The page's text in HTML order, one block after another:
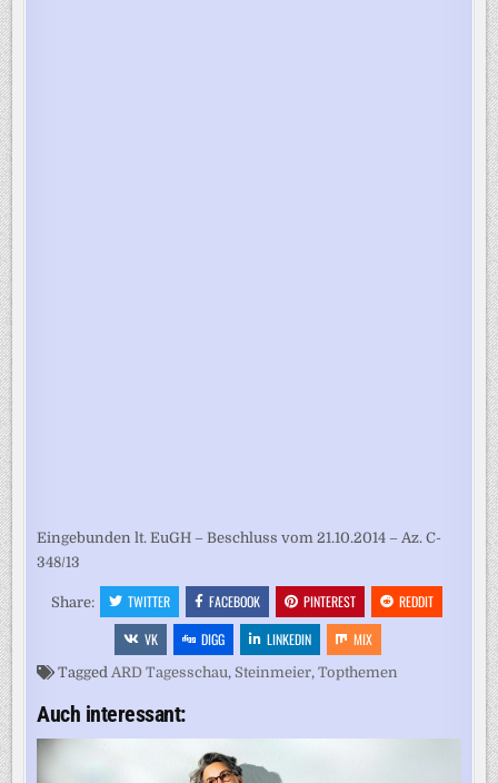
Eingebunden lt. EuGH – Beschluss vom 21.10.2014 – Az. C-
348/13
Share: TWITTER FACEBOOK PINTEREST
REDDIT
VK
DIGG LINKEDIN MIX
Tagged ARD Tagesschau, Steinmeier,Topthemen
Auch interessant: